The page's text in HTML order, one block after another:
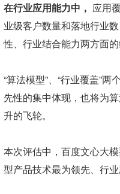
在行业应用能力中， 应用
业级客户数量和落地行业
性、行业结合能力两方面的
“算法模型”、“行业覆盖”
先性的集中体现，也将为
升的飞轮。
本次评估中，百度文心大
型产品技术最为领先、行业